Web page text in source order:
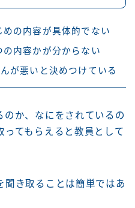
めの内容が具体的でない
の内容かが分からない
が悪いと決めつけている
か、なにをされているの
てもらえると教員として
き取ることは簡単ではあ